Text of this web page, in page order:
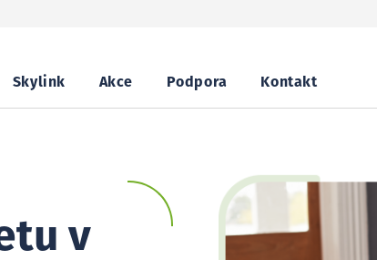
Skylink Akce Podpora Kontakt
v